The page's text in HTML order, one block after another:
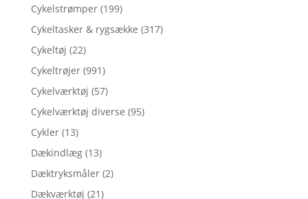
Cykelstrømper (199)
Cykeltasker & rygsække (317)
Cykeltøj (22)
Cykeltrøjer (991)
Cykelværktøj (57)
Cykelværktøj diverse (95)
Cykler (13)
Dækindlæg (13)
Dæktryksmåler (2)
Dækværktøj (21)